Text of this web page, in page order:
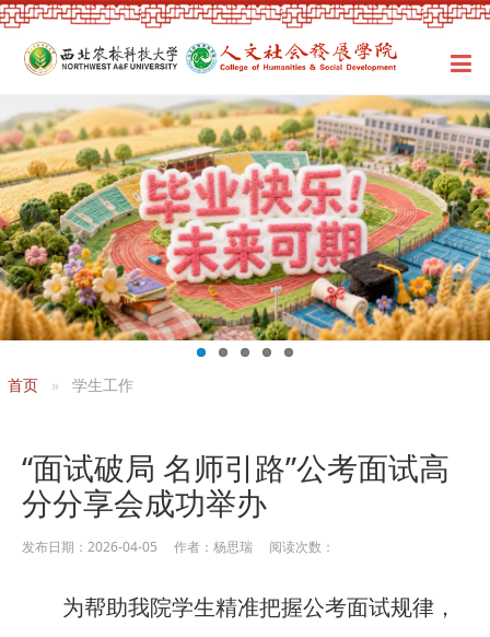
首页 学生工作
“面试破局 名师引路”公考面试高
分分享会成功举办
发布日期：2026-04-05 作者：杨思瑞 阅读次数：
为帮助我院学生精准把握公考面试规律，